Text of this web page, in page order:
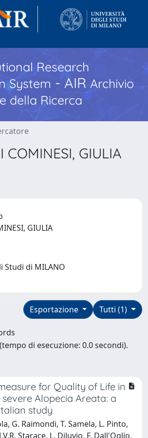
Research
System - AIR Archivio
della Ricerca
COMINESI, GIULIA
GIULIA
Studi di MILANO
Tutti (1)
Esportazione
di esecuzione: 0.0 secondi).
for Quality of Life in
Alopecia Areata: a
study
G. Raimondi, T. Samela, L. Pinto,
Starace, L. Diluvio, F. Dall'Oglio,